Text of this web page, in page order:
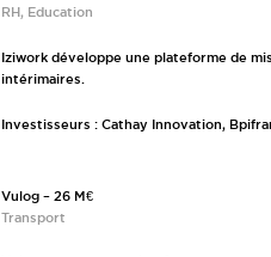
RH, Education
Iziwork développe une plateforme de
intérimaires.
Investisseurs : Cathay Innovation,
Vulog – 26 M€
Transport